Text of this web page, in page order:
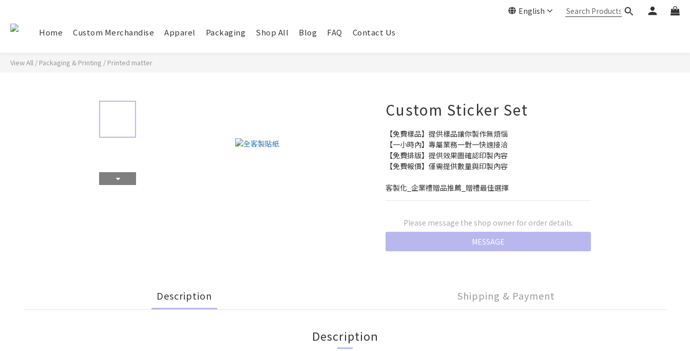
English
Home Custom Merchandise Apparel Packaging Shop All Blog FAQ Contact Us
View All / Packaging & Printing / Printed matter
Custom Sticker Set
【免費樣品】提供樣品讓你製作無煩惱
【一小時內】專屬業務一對一快速接洽
【免費排版】提供效果圖確認印製內容
【免費報價】僅需提供數量與印製內容
客製化_企業禮贈品推薦_贈禮最佳選擇
Please message the shop owner for order details.
MESSAGE
Description Shipping & Payment
Description